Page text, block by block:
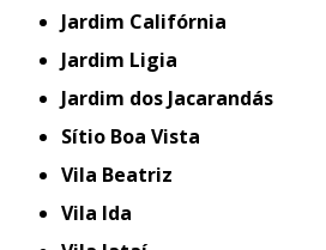
Jardim Califórnia
Jardim Ligia
Jardim dos Jacarandás
Sítio Boa Vista
Vila Beatriz
Vila Ida